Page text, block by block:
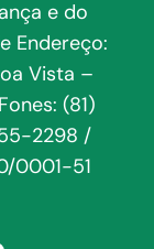
e do
Endereço:
Vista –
(81)
2298 /
0001-51